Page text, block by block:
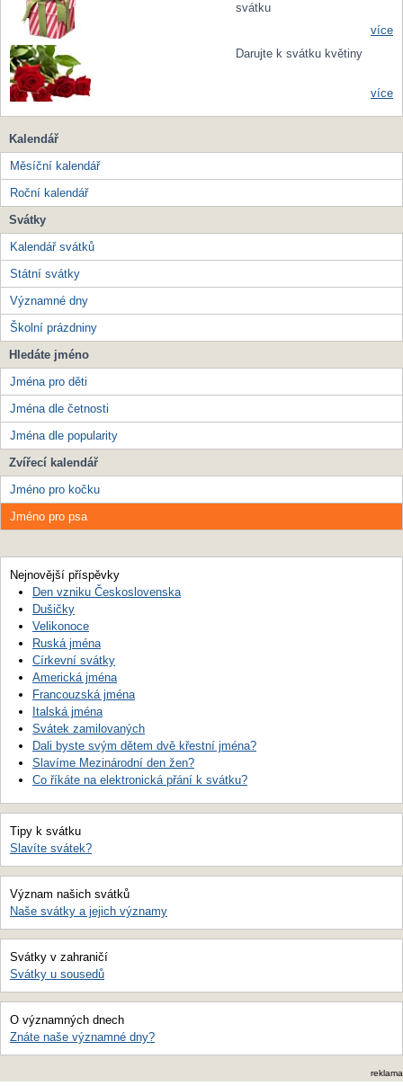
svátku
více
Darujte k svátku květiny
více
Kalendář
Měsíční kalendář
Roční kalendář
Svátky
Kalendář svátků
Státní svátky
Významné dny
Školní prázdniny
Hledáte jméno
Jména pro děti
Jména dle četnosti
Jména dle popularity
Zvířecí kalendář
Jméno pro kočku
Jméno pro psa
Nejnovější příspěvky
Den vzniku Československa
Dušičky
Velikonoce
Ruská jména
Církevní svátky
Americká jména
Francouzská jména
Italská jména
Svátek zamilovaných
Dali byste svým dětem dvě křestní jména?
Slavíme Mezinárodní den žen?
Co říkáte na elektronická přání k svátku?
Tipy k svátku
Slavíte svátek?
Význam našich svátků
Naše svátky a jejich významy
Svátky v zahraničí
Svátky u sousedů
O významných dnech
Znáte naše významné dny?
reklama